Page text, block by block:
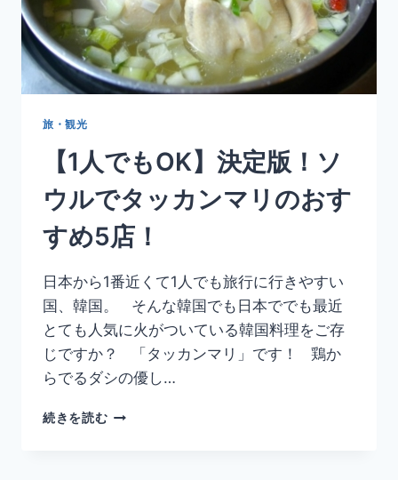
美
味
し
い
お
の
お
店！
【持
ち
帰
OK】
旅・観光
【1人でもOK】決定版！ソ
ウルでタッカンマリのおす
すめ5店！
日本から1番近くて1人でも旅行に行きやすい
国、韓国。 そんな韓国でも日本ででも最近
とても人気に火がついている韓国料理をご存
じですか？ 「タッカンマリ」です！ 鶏か
らでるダシの優し…
続きを読む【1